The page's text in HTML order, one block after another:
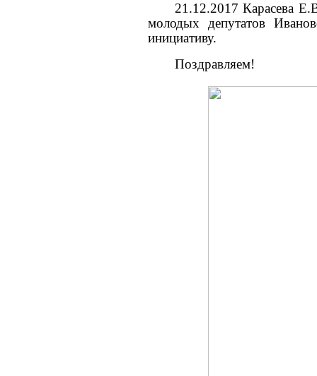
21.12.2017 Карасева
молодых депутатов
инициативу.
Поздравляем!